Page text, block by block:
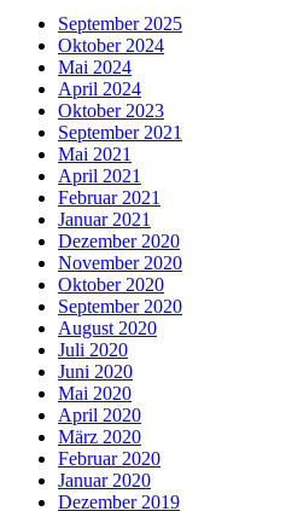
September 2025
Oktober 2024
Mai 2024
April 2024
Oktober 2023
September 2021
Mai 2021
April 2021
Februar 2021
Januar 2021
Dezember 2020
November 2020
Oktober 2020
September 2020
August 2020
Juli 2020
Juni 2020
Mai 2020
April 2020
März 2020
Februar 2020
Januar 2020
Dezember 2019